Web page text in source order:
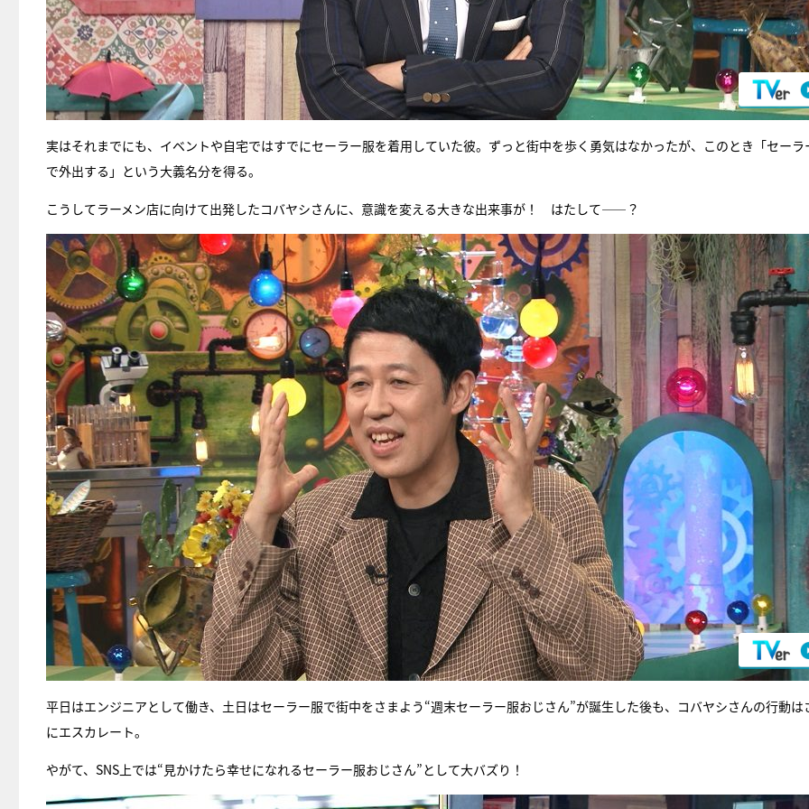
実はそれまでにも、イベントや自宅ではすでにセーラー服を着用していた彼。ずっと街中を歩く勇気はなかったが、このとき「セーラ
で外出する」という大義名分を得る。
こうしてラーメン店に向けて出発したコバヤシさんに、意識を変える大きな出来事が！ はたして――？
平日はエンジニアとして働き、土日はセーラー服で街中をさまよう“週末セーラー服おじさん”が誕生した後も、コバヤシさんの行動は
にエスカレート。
やがて、SNS上では“見かけたら幸せになれるセーラー服おじさん”として大バズり！